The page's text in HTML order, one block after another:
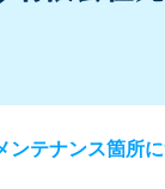
ンテナンス箇所